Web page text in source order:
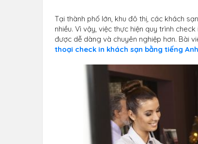
Tại thành phố lớn, khu đô thị, các khách
nhiều. Vì vậy, việc thực hiện quy trình
được dễ dàng và chuyên nghiệp hơn. Bài
thoại check in khách sạn bằng tiếng Anh